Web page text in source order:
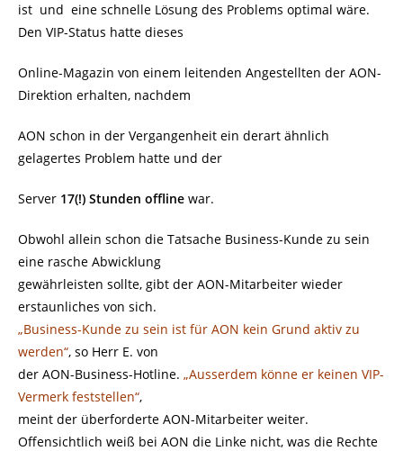
ist und eine schnelle Lösung des Problems optimal wäre.
Den VIP-Status hatte dieses
Online-Magazin von einem leitenden Angestellten der AON-
Direktion erhalten, nachdem
AON schon in der Vergangenheit ein derart ähnlich
gelagertes Problem hatte und der
Server 17(!) Stunden offline war.
Obwohl allein schon die Tatsache Business-Kunde zu sein
eine rasche Abwicklung
gewährleisten sollte, gibt der AON-Mitarbeiter wieder
erstaunliches von sich.
„Business-Kunde zu sein ist für AON kein Grund aktiv zu
werden“, so Herr E. von
der AON-Business-Hotline. „Ausserdem könne er keinen VIP-
Vermerk feststellen“,
meint der überforderte AON-Mitarbeiter weiter.
Offensichtlich weiß bei AON die Linke nicht, was die Rechte